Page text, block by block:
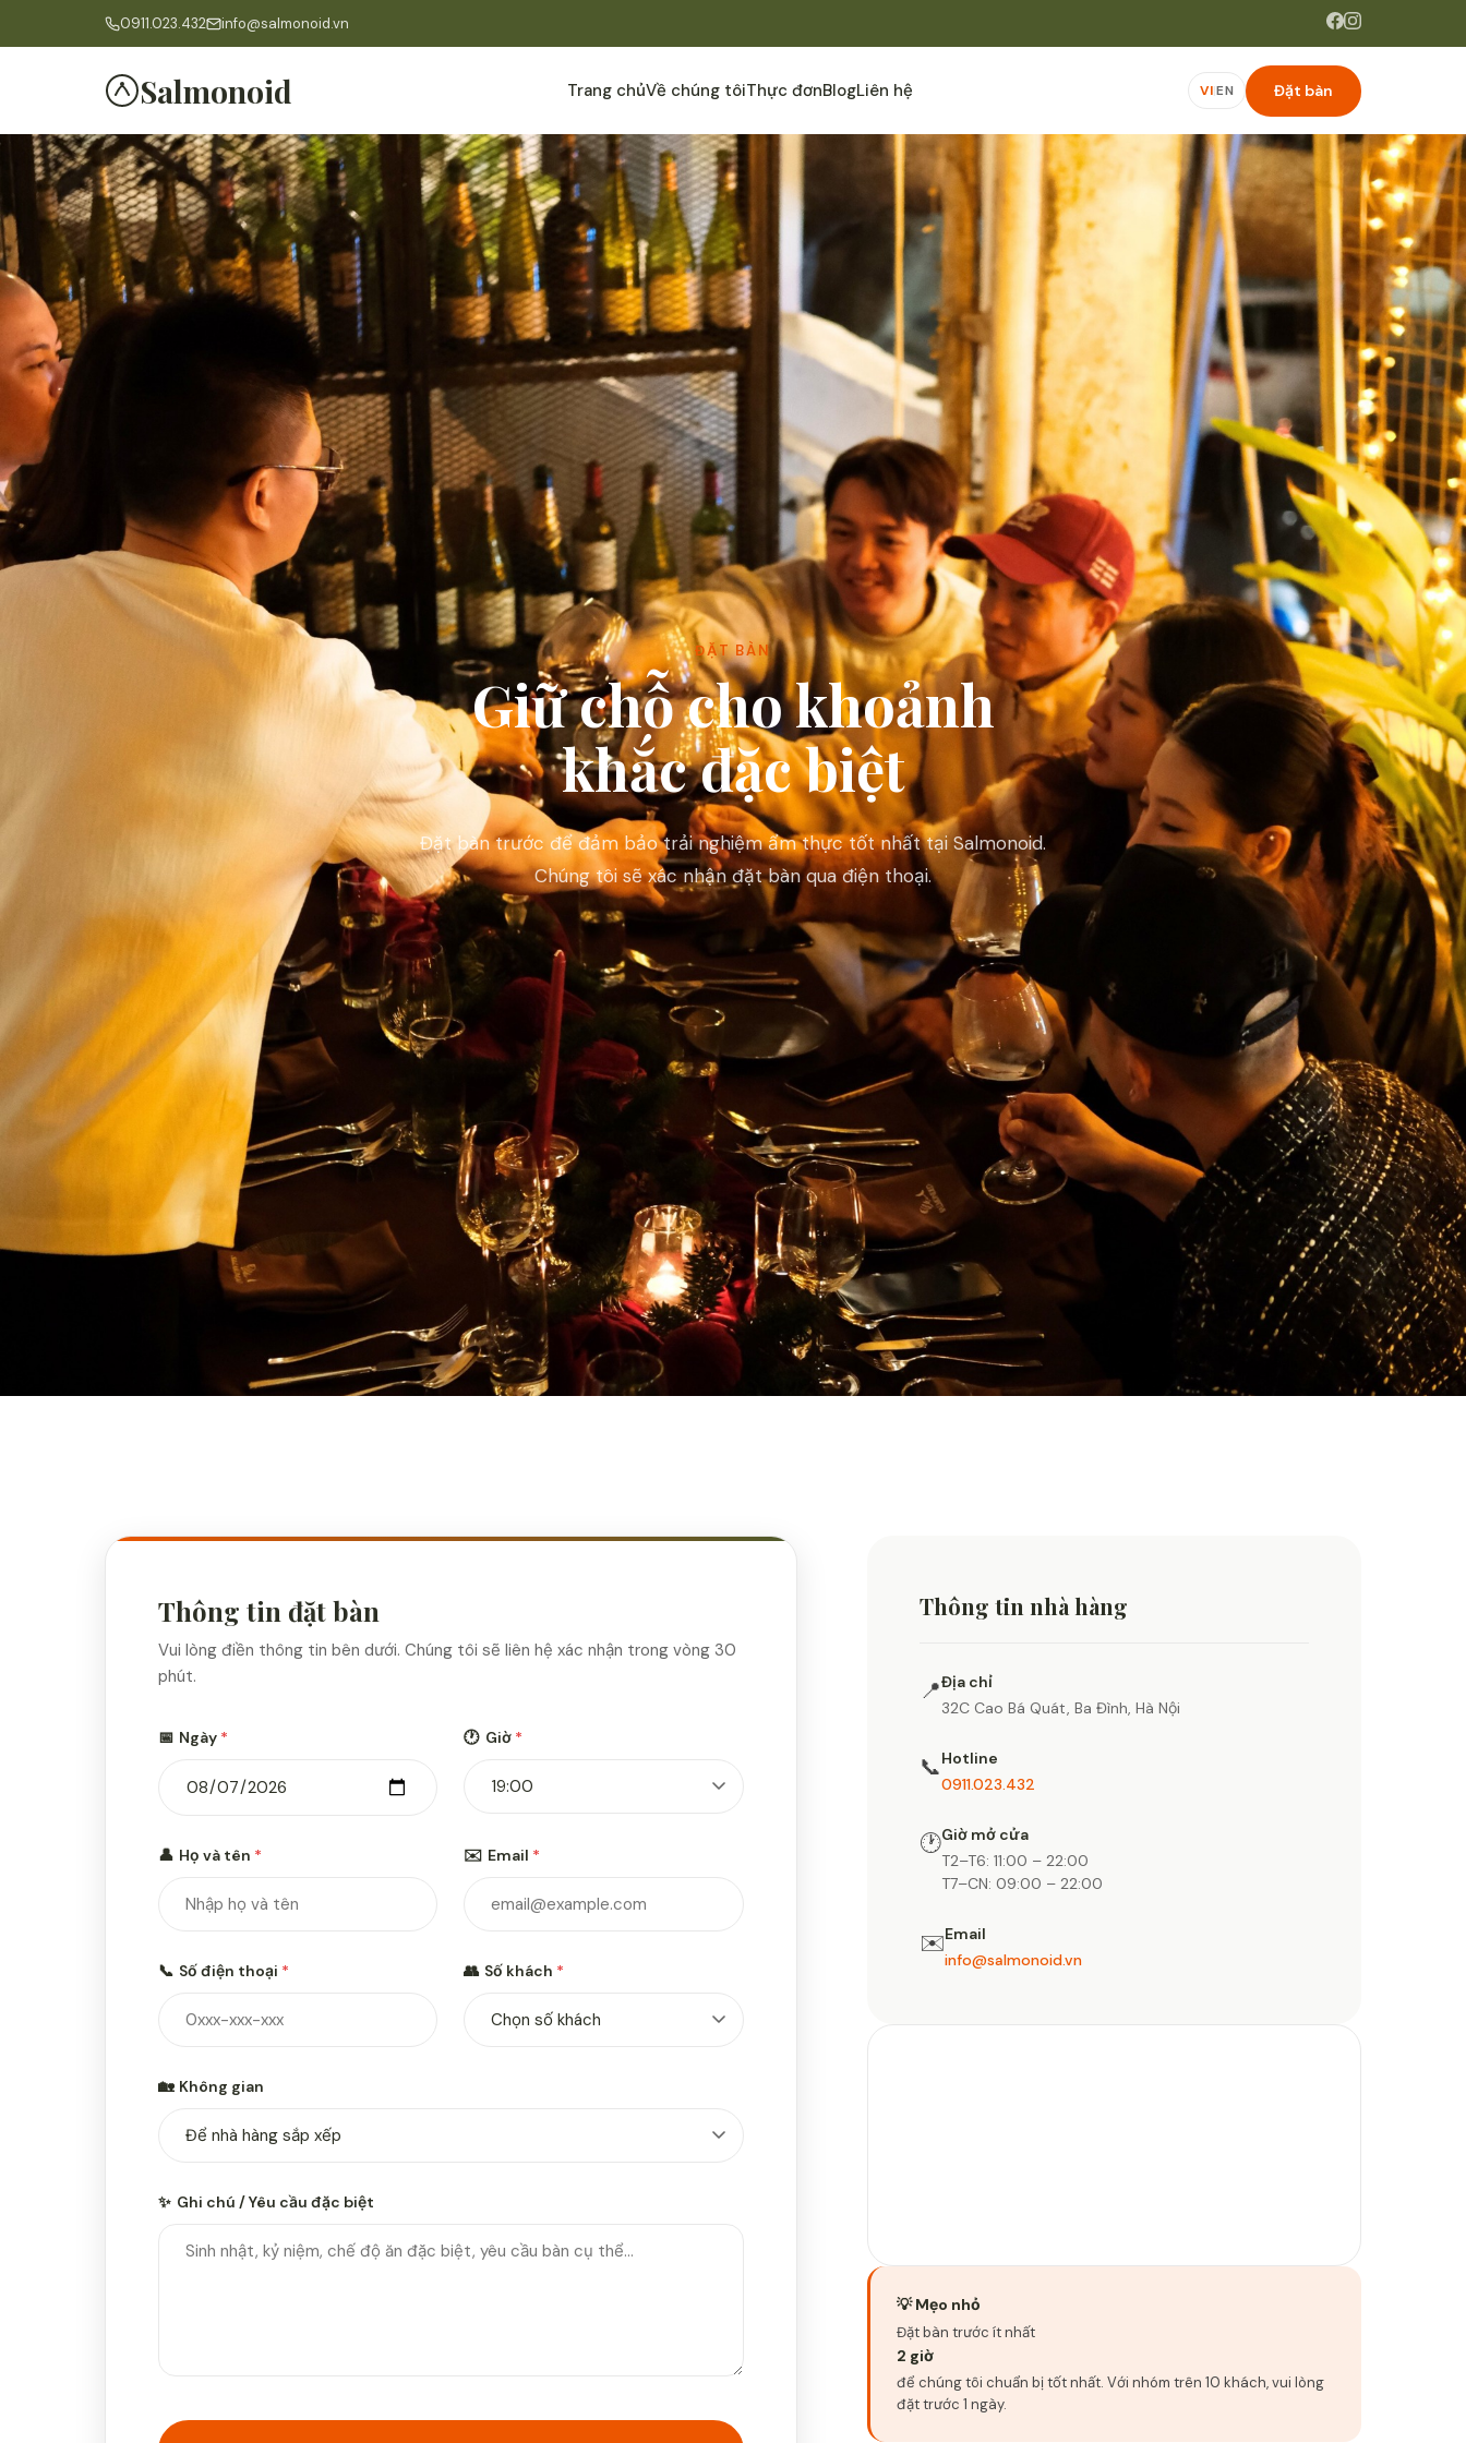
0911.023.432 info@salmonoid.vn
Salmonoid Trang chủVề chúng tôiThực đơnBlogLiên hệ VI|EN Đặt bàn
ĐẶT BÀN
Giữ chỗ cho khoảnh
khắc đặc biệt
Đặt bàn trước để đảm bảo trải nghiệm ẩm thực tốt nhất tại Salmonoid.
Chúng tôi sẽ xác nhận đặt bàn qua điện thoại.
Thông tin đặt bàn
Vui lòng điền thông tin bên dưới. Chúng tôi sẽ liên hệ xác nhận trong vòng 30
phút.
📅 Ngày * 🕐 Giờ *
👤 Họ và tên * ✉️ Email *
📞 Số điện thoại * 👥 Số khách *
🏡 Không gian
✨ Ghi chú / Yêu cầu đặc biệt
Thông tin nhà hàng
📍Địa chỉ
32C Cao Bá Quát, Ba Đình, Hà Nội
📞Hotline
0911.023.432
🕐Giờ mở cửa
T2–T6: 11:00 – 22:00
T7–CN: 09:00 – 22:00
✉️Email
info@salmonoid.vn
💡 Mẹo nhỏ
Đặt bàn trước ít nhất
2 giờ
để chúng tôi chuẩn bị tốt nhất. Với nhóm trên 10 khách, vui lòng
đặt trước 1 ngày.